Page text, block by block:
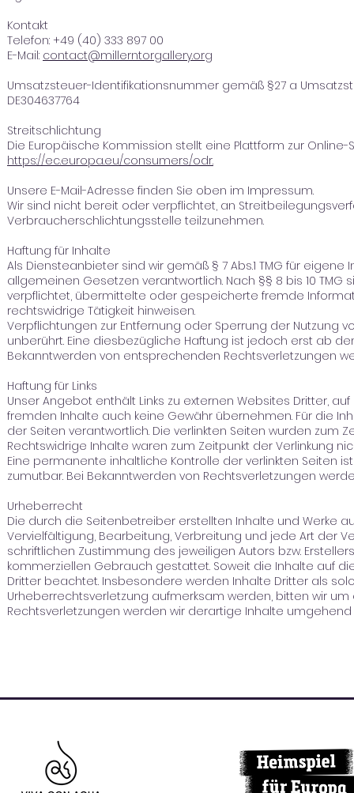
Kontakt
Telefon: +49 (40) 333 897 00
E-Mail: contact@millerntorgallery.org
Umsatzsteuer-Identifikationsnummer gemäß §27 a
DE304637764
Streitschlichtung
Die Europäische Kommission stellt eine Plattform zur
https://ec.europa.eu/consumers/odr.
Unsere E-Mail-Adresse finden Sie oben im Impressum.
Wir sind nicht bereit oder verpflichtet, an
Verbraucherschlichtungsstelle teilzunehmen.
Haftung für Inhalte
Als Diensteanbieter sind wir gemäß § 7 Abs.1 TMG für
allgemeinen Gesetzen verantwortlich. Nach §§ 8 bis 10
verpflichtet, übermittelte oder gespeicherte fremde
rechtswidrige Tätigkeit hinweisen.
Verpflichtungen zur Entfernung oder Sperrung der
unberührt. Eine diesbezügliche Haftung ist jedoch erst ab
Bekanntwerden von entsprechenden Rechtsverletzungen
Haftung für Links
Unser Angebot enthält Links zu externen Websites Dritter,
fremden Inhalte auch keine Gewähr übernehmen. Für die
der Seiten verantwortlich. Die verlinkten Seiten wurden zum
Rechtswidrige Inhalte waren zum Zeitpunkt der Verlinkung
Eine permanente inhaltliche Kontrolle der verlinkten Seiten
zumutbar. Bei Bekanntwerden von Rechtsverletzungen
Urheberrecht
Die durch die Seitenbetreiber erstellten Inhalte und Werke
Vervielfältigung, Bearbeitung, Verbreitung und jede Art der
schriftlichen Zustimmung des jeweiligen Autors bzw.
kommerziellen Gebrauch gestattet. Soweit die Inhalte auf
Dritter beachtet. Insbesondere werden Inhalte Dritter als
Urheberrechtsverletzung aufmerksam werden, bitten wir
Rechtsverletzungen werden wir derartige Inhalte umgehend